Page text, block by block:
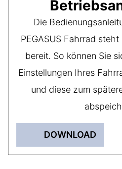
Die
PEGASUS Fahrrad
bereit. So können Sie
Einstellungen Ihres
und diese zum
DOWNLOAD